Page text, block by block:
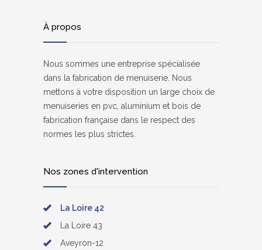
À propos
Nous sommes une entreprise spécialisée
dans la fabrication de menuiserie. Nous
mettons à votre disposition un large choix de
menuiseries en pvc, aluminium et bois de
fabrication française dans le respect des
normes les plus strictes.
Nos zones d'intervention
La Loire 42
La Loire 43
Aveyron-12